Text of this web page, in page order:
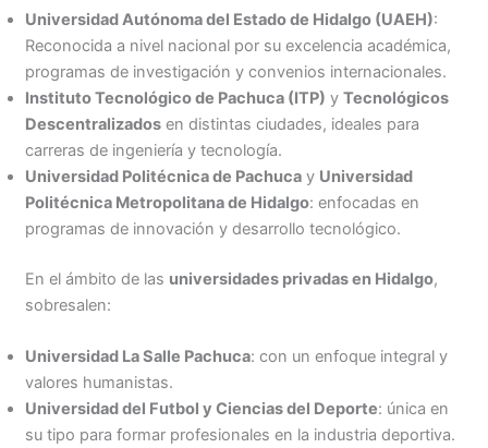
Universidad Autónoma del Estado de Hidalgo (UAEH):
Reconocida a nivel nacional por su excelencia académica,
programas de investigación y convenios internacionales.
Instituto Tecnológico de Pachuca (ITP) y Tecnológicos
Descentralizadosen distintas ciudades, ideales para
carreras de ingeniería y tecnología.
Universidad Politécnica de Pachucay Universidad
Politécnica Metropolitana de Hidalgo: enfocadas en
programas de innovación y desarrollo tecnológico.
En el ámbito de las universidades privadas en Hidalgo,
sobresalen:
Universidad La Salle Pachuca: con un enfoque integral y
valores humanistas.
Universidad del Futbol y Ciencias del Deporte: única en
su tipo para formar profesionales en la industria deportiva.